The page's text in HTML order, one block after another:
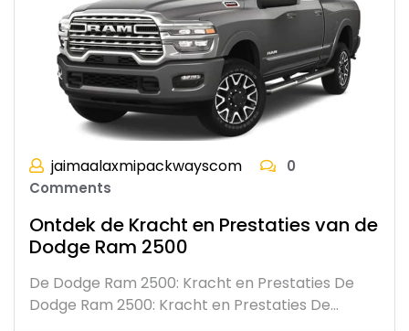
jaimaalaxmipackwayscom
0
Comments
Ontdek de Kracht en Prestaties van de
Dodge Ram 2500
De Dodge Ram 2500: Kracht en Prestaties De
Dodge Ram 2500: Kracht en Prestaties De…